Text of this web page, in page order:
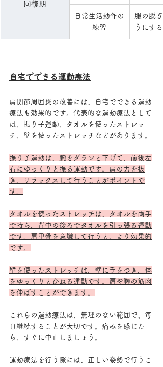
回復期
日常生活動作の
練習
服の脱
うにす
自宅でできる運動療法
肩関節周囲炎の改善には、自宅でできる運動
療法も効果的です。代表的な運動療法として
は、振り子運動、タオルを使ったストレッ
チ、壁を使ったストレッチなどがあります。
振り子運動は、腕をダランと下げて、前後左
右にゆっくりと振る運動です。肩の力を抜
き、リラックスして行うことがポイントで
す。
タオルを使ったストレッチは、タオルを両手
で持ち、背中の後ろでタオルを引っ張る運動
です。肩甲骨を意識して行うと、より効果的
です。
壁を使ったストレッチは、壁に手をつき、体
をゆっくりとひねる運動です。肩や胸の筋肉
を伸ばすことができます。
これらの運動療法は、無理のない範囲で、毎
日継続することが大切です。痛みを感じた
ら、すぐに中止しましょう。
運動療法を行う際には、正しい姿勢で行うこ